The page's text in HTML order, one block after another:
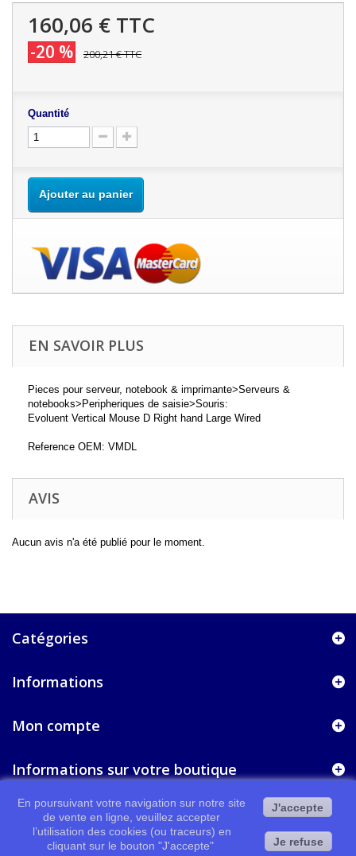
160,06 € TTC
-20 % 200,21 €TTC
Quantité
Ajouter au panier
EN SAVOIR PLUS
Pieces pour serveur, notebook & imprimante>Serveurs &
notebooks>Peripheriques de saisie>Souris:
Evoluent Vertical Mouse D Right hand Large Wired
Reference OEM: VMDL
AVIS
Aucun avis n'a été publié pour le moment.
Catégories
Informations
Mon compte
Informations sur votre boutique
En poursuivant votre navigation sur notre site
de vente en ligne, veuillez accepter
l’utilisation des cookies (ou traceurs) en
cliquant sur le bouton "J'accepte"
J'accepte
Je refuse